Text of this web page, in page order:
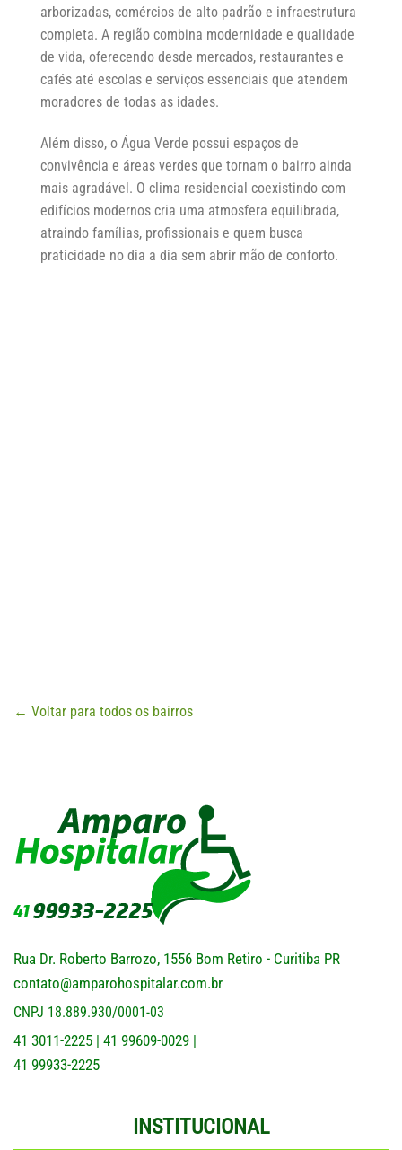
arborizadas, comércios de alto padrão e infraestrutura
completa. A região combina modernidade e qualidade
de vida, oferecendo desde mercados, restaurantes e
cafés até escolas e serviços essenciais que atendem
moradores de todas as idades.
Além disso, o Água Verde possui espaços de
convivência e áreas verdes que tornam o bairro ainda
mais agradável. O clima residencial coexistindo com
edifícios modernos cria uma atmosfera equilibrada,
atraindo famílias, profissionais e quem busca
praticidade no dia a dia sem abrir mão de conforto.
← Voltar para todos os bairros
Rua Dr. Roberto Barrozo, 1556 Bom Retiro - Curitiba PR
contato@amparohospitalar.com.br
CNPJ 18.889.930/0001-03
41 3011-2225 | 41 99609-0029 |
41 99933-2225
INSTITUCIONAL